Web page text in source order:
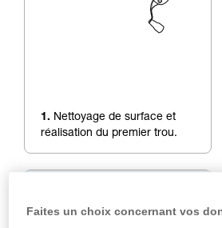
1. Nettoyage de surface et
réalisation du premier trou.
Faites un choix concernant vos